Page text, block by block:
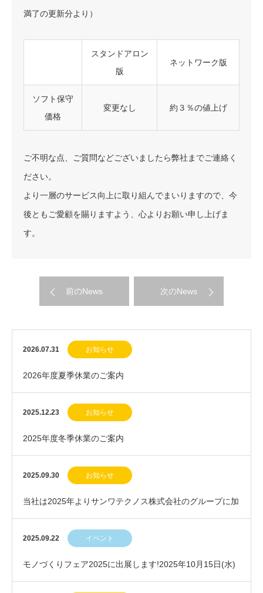
満了の更新分より）
スタンドアロン
版
ネットワーク版
ソフト保守
価格
変更なし 約３％の値上げ
ご不明な点、ご質問などございましたら弊社までご連絡く
ださい。
より一層のサービス向上に取り組んでまいりますので、今
後ともご愛顧を賜りますよう、心よりお願い申し上げま
す。
前のNews 次のNews
2026.07.31 お知らせ
2026年度夏季休業のご案内
2025.12.23 お知らせ
2025年度冬季休業のご案内
2025.09.30 お知らせ
当社は2025年よりサンワテクノス株式会社のグループに加
わりました
2025.09.22 イベント
モノづくりフェア2025に出展します!2025年10月15日(水)